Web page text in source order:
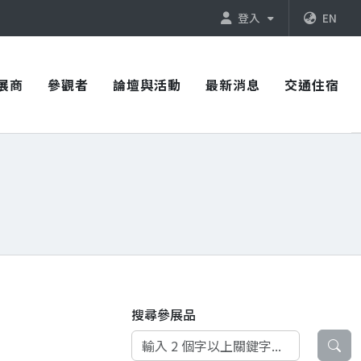
登入 EN
商 參觀者 論壇與活動 最新消息 交通住宿
搜尋參展品